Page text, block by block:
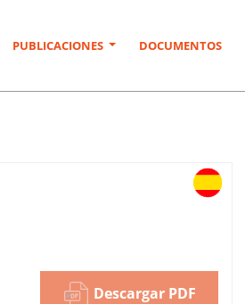
PUBLICACIONES DOCUMENTOS
Descargar PDF